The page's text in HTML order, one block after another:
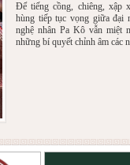
Để tiếng cồng, chiêng, xập
hùng tiếp tục vọng giữa đại
nghệ nhân Pa Kô vẫn miệt
những bí quyết chỉnh âm các